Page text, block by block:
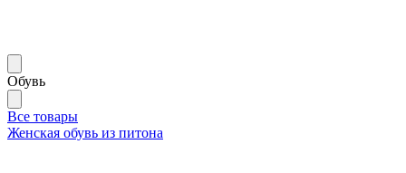
Обувь
Все товары
Женская обувь из питона